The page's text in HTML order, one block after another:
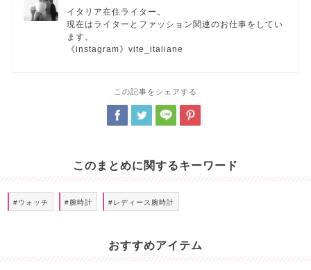
イタリア在住ライター。
現在はライターとファッション関連のお仕事をしてい
ます。
《instagram》vite_italiane
この記事をシェアする
このまとめに関するキーワード
#ウォッチ #腕時計 #レディース腕時計
おすすめアイテム